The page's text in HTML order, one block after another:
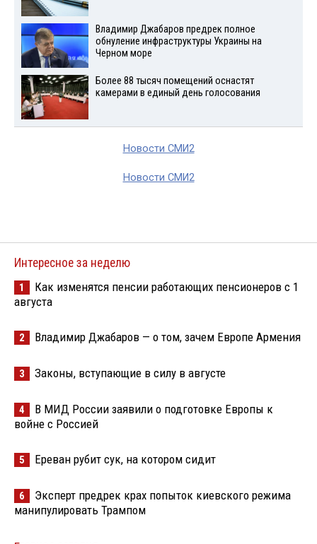
Владимир Джабаров предрек полное
обнуление инфраструктуры Украины на
Черном море
Более 88 тысяч помещений оснастят
камерами в единый день голосования
Новости СМИ2
Новости СМИ2
Интересное за неделю
1
Как изменятся пенсии работающих пенсионеров с 1
августа
2 Владимир Джабаров — о том, зачем Европе Армения
3 Законы, вступающие в силу в августе
4
В МИД России заявили о подготовке Европы к
войне с Россией
5 Ереван рубит сук, на котором сидит
6
Эксперт предрек крах попыток киевского режима
манипулировать Трампом